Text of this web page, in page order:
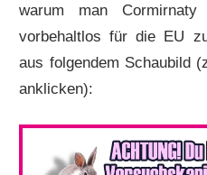
warum man
vorbehaltlos für die EU
aus folgendem Schaubild
anklicken):